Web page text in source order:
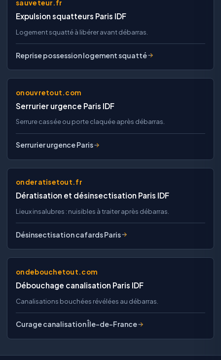
sauveteur.fr
Expulsion squatteurs Paris IDF
Logement squatté à libérer avant débarras.
Reprise possession logement squatté
onouvretout.com
Serrurier urgence Paris IDF
Serrure cassée ou porte claquée après débarras.
Serrurier urgence Paris
onderatisetout.fr
Dératisation et désinsectisation Paris IDF
Lieux insalubres : nuisibles à traiter après débarras.
Désinsectisation cafards Paris
ondebouchetout.com
Débouchage canalisation Paris IDF
Canalisations bouchées révélées au débarras.
Curage canalisation Île-de-France